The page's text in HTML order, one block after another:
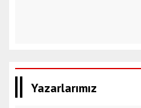
Yazarlarımız